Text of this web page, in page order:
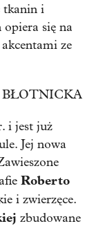
tkanin i
się na
ze
BŁOTNICKA
i jest już
Jej nowa
Roberto
i zwierzęce.
zbudowane